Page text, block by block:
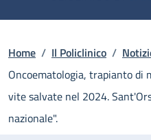
Briciole di pane
Home / Il Policlinico /
Oncoematologia, trapianto di
vite salvate nel 2024.
nazionale".